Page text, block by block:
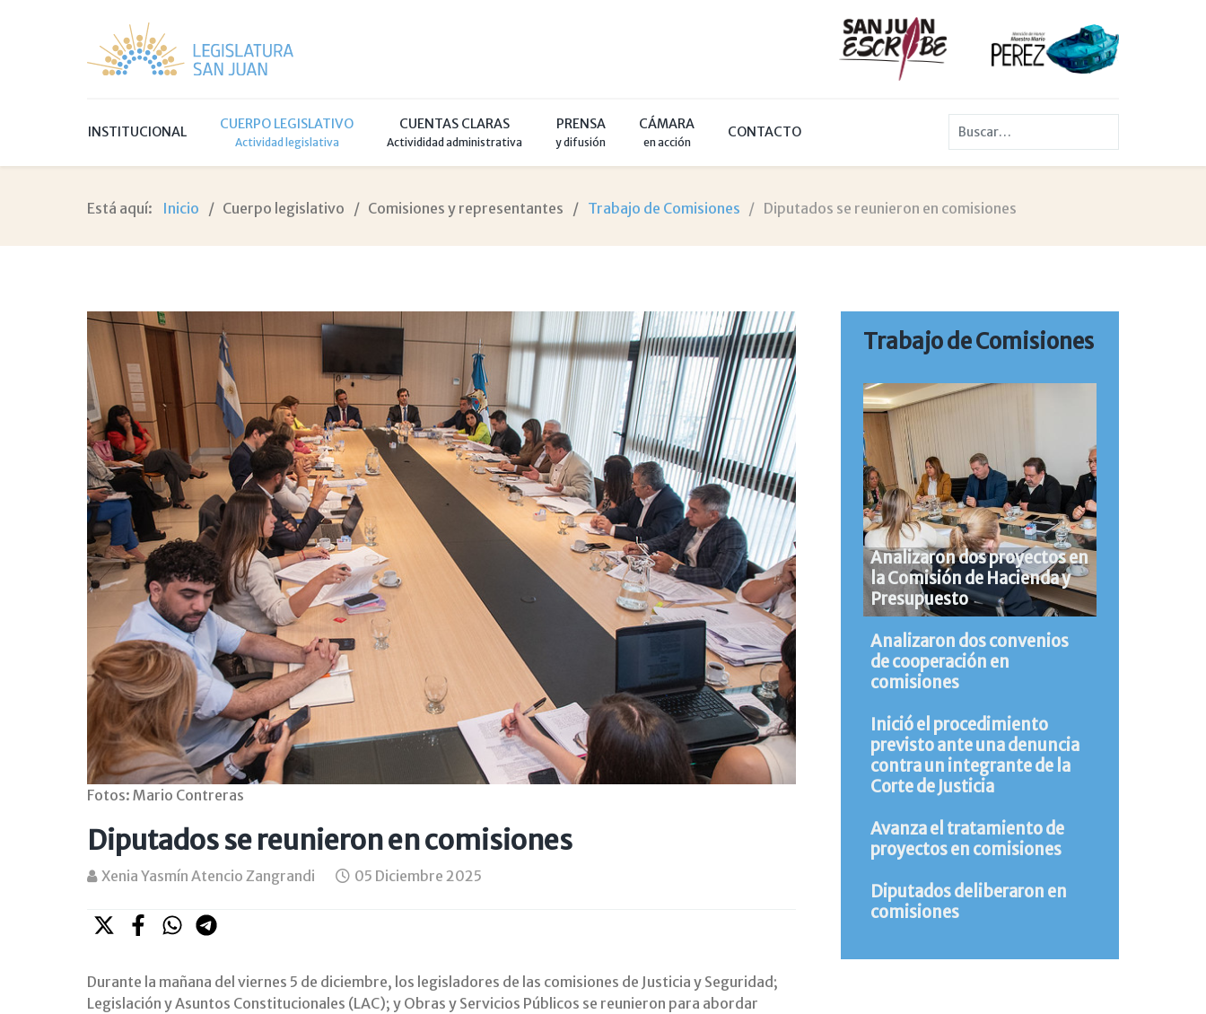
INSTITUCIONAL CUERPO LEGISLATIVO
Actividad legislativa
CUENTAS CLARAS
Activididad administrativa
PRENSA
y difusión
CÁMARA
en acción
CONTACTO Buscar
Está aquí: Inicio Cuerpo legislativo Comisiones y representantes Trabajo de Comisiones Diputados se reunieron en comisiones
Fotos: Mario Contreras
Diputados se reunieron en comisiones
Xenia Yasmín Atencio Zangrandi 05 Diciembre 2025
Durante la mañana del viernes 5 de diciembre, los legisladores de las comisiones de Justicia y Seguridad;
Legislación y Asuntos Constitucionales (LAC); y Obras y Servicios Públicos se reunieron para abordar
Trabajo de Comisiones
Analizaron dos proyectos en
la Comisión de Hacienda y
Presupuesto
Analizaron dos convenios
de cooperación en
comisiones
Inició el procedimiento
previsto ante una denuncia
contra un integrante de la
Corte de Justicia
Avanza el tratamiento de
proyectos en comisiones
Diputados deliberaron en
comisiones